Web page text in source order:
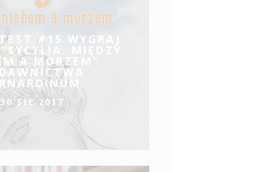
#15 WYGRAJ
MIĘDZY
A MORZEM”
30 SIE 2017